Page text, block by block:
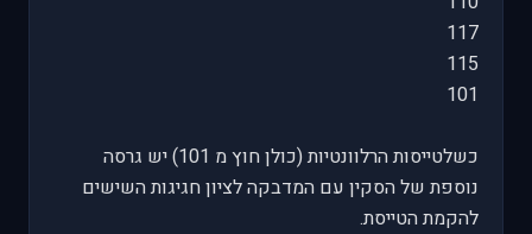
117
115
101
כשלטייסות הרלוונטיות (כולן חוץ מ 101) יש גרסה
נוספת של הסקין עם המדבקה לציון חגיגות השישים
להקמת הטייסת.